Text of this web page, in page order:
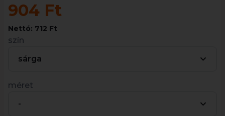
904 Ft
Nettó: 712 Ft
szín
sárga
méret
-